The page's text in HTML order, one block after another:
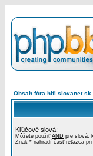
Obsah fóra hifi.slovanet.sk
Kľúčové slová:
Môžete použiť AND pre slová,
Znak * nahradí časť reťazca